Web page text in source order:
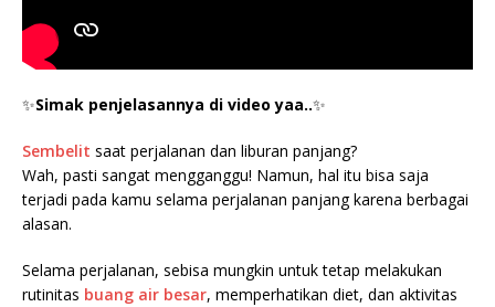
✨Simak penjelasannya di video yaa..✨
Sembelit saat perjalanan dan liburan panjang?
Wah, pasti sangat mengganggu! Namun, hal itu bisa saja
terjadi pada kamu selama perjalanan panjang karena berbagai
alasan.
Selama perjalanan, sebisa mungkin untuk tetap melakukan
rutinitas buang air besar, memperhatikan diet, dan aktivitas